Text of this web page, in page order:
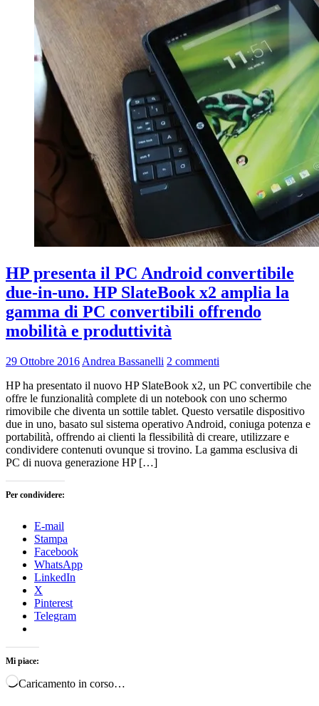
HP presenta il PC Android convertibile
due-in-uno. HP SlateBook x2 amplia la
gamma di PC convertibili offrendo
mobilità e produttività
29 Ottobre 2016 Andrea Bassanelli 2 commenti
HP ha presentato il nuovo HP SlateBook x2, un PC convertibile che
offre le funzionalità complete di un notebook con uno schermo
rimovibile che diventa un sottile tablet. Questo versatile dispositivo
due in uno, basato sul sistema operativo Android, coniuga potenza e
portabilità, offrendo ai clienti la flessibilità di creare, utilizzare e
condividere contenuti ovunque si trovino. La gamma esclusiva di
PC di nuova generazione HP […]
Per condividere:
E-mail
Stampa
Facebook
WhatsApp
LinkedIn
X
Pinterest
Telegram
Mi piace:
Caricamento in corso…